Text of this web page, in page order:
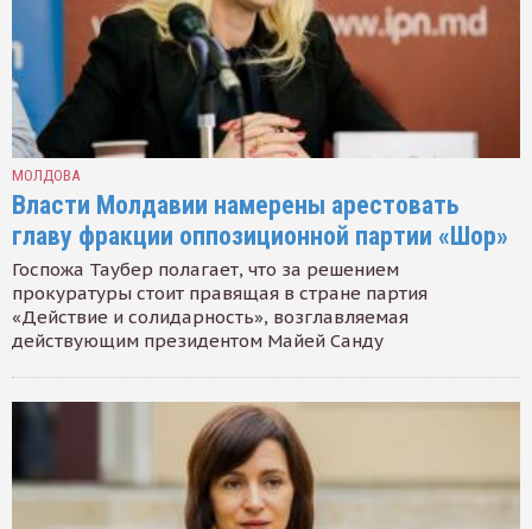
МОЛДОВА
Власти Молдавии намерены арестовать
главу фракции оппозиционной партии «Шор»
Госпожа Таубер полагает, что за решением
прокуратуры стоит правящая в стране партия
«Действие и солидарность», возглавляемая
действующим президентом Майей Санду